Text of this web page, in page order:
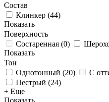
Состав
Клинкер (44)
Показать
Поверхность
Состаренная (0)
Показать
Тон
Однотонный (20) С
Пестрый (24)
+ Еще
Показать